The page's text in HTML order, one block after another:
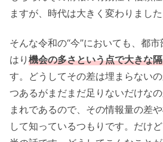
ますが、時代は大きく変わりました
そんな令和の“今”においても、都
はり 機会の多さという点で大きな
す。どうしてその差は埋まらない
つあるがまだまだ足りないだけな
まれであるので、その情報量の差
して知っているつもりです。だけ